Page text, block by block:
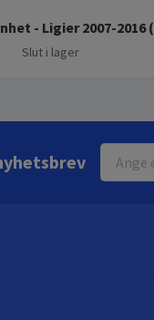
- Ligier 2007-2016
Slut i lager